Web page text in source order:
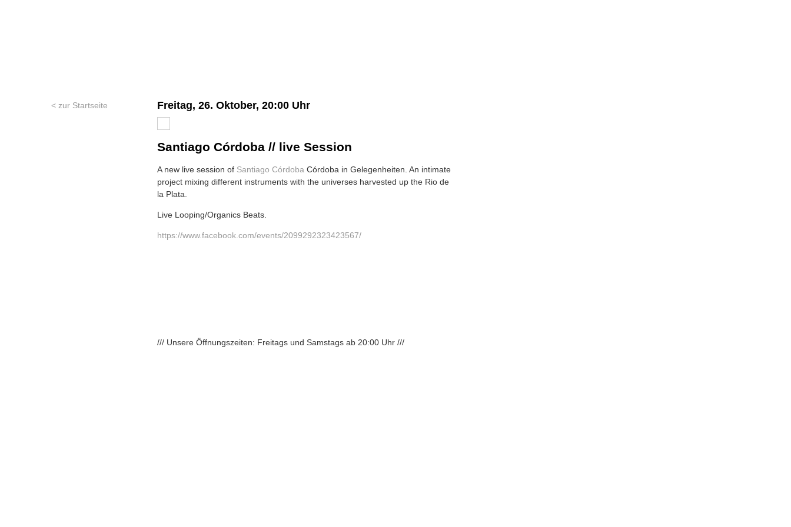
< zur Startseite Freitag, 26. Oktober, 20:00 Uhr
Santiago Córdoba // live Session
A new live session of Santiago Córdoba Córdoba in Gelegenheiten. An intimate
project mixing different instruments with the universes harvested up the Rio de
la Plata.
Live Looping/Organics Beats.
https://www.facebook.com/events/2099292323423567/
/// Unsere Öffnungszeiten: Freitags und Samstags ab 20:00 Uhr ///